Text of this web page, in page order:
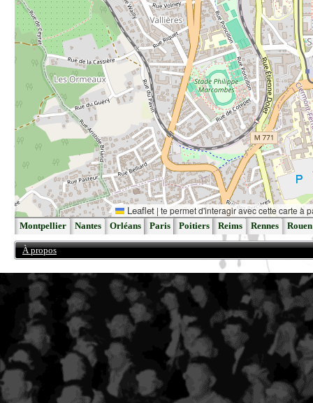
Leaflet | te permet d'interagir avec cette carte à
Montpellier Nantes Orléans Paris Poitiers Reims Rennes Rouen
À propos